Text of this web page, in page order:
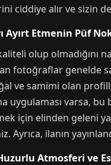
ciddiye alır ve sizin
Ayırt Etmenin Püf
olup olmadığını
fotoğraflar genelde
ve samimi olan
uygulaması varsa,
için elinden geleni
Ayrıca, ilanın
Atmosferi ve